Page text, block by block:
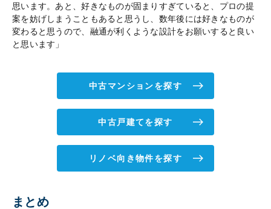
思います。あと、好きなものが固まりすぎていると、プロの提
案を妨げしまうこともあると思うし、数年後には好きなものが
変わると思うので、融通が利くような設計をお願いすると良い
と思います」
中古マンションを探す
中古戸建てを探す
リノベ向き物件を探す
まとめ